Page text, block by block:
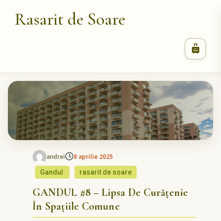
Rasarit de Soare
andrei 8 aprilie 2025
Gandul rasarit de soare
GANDUL #8 – Lipsa De Curățenie
În Spațiile Comune